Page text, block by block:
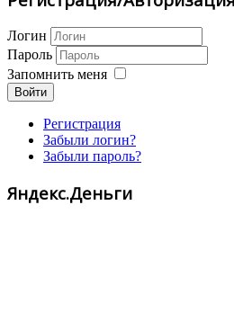
Логин
Пароль
Запомнить меня
Войти
Регистрация
Забыли логин?
Забыли пароль?
Яндекс.Деньги